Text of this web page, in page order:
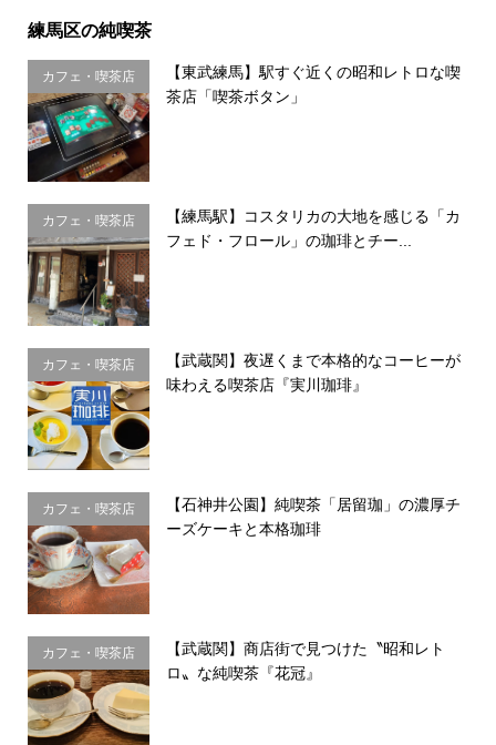
練馬区の純喫茶
カフェ・喫茶店
【東武練馬】駅すぐ近くの昭和レトロな喫
茶店「喫茶ボタン」
カフェ・喫茶店
【練馬駅】コスタリカの大地を感じる「カ
フェド・フロール」の珈琲とチー...
カフェ・喫茶店
【武蔵関】夜遅くまで本格的なコーヒーが
味わえる喫茶店『実川珈琲』
カフェ・喫茶店
【石神井公園】純喫茶「居留珈」の濃厚チ
ーズケーキと本格珈琲
カフェ・喫茶店
【武蔵関】商店街で見つけた〝昭和レト
ロ〟な純喫茶『花冠』